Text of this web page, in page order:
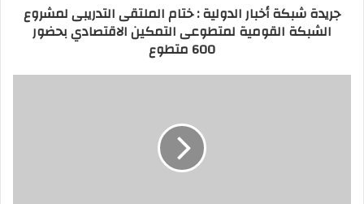
جريدة شبكة أخبار الدولية : ختام الملتقى التدريبى لمشروع
الشبكة القومية لمتطوعى التمكين الاقتصادي بحضور
600 متطوع